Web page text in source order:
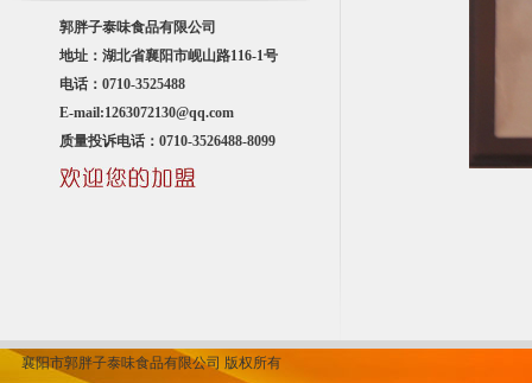
郭胖子泰味食品有限公司
地址：湖北省襄阳市岘山路116-1号
电话：0710-3525488
E-mail:1263072130@qq.com
质量投诉电话：0710-3526488-8099
襄阳市郭胖子泰味食品有限公司 版权所有